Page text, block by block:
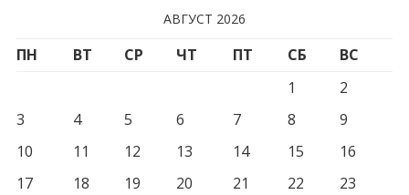
АВГУСТ 2026
ПН ВТ СР ЧТ ПТ СБ
ВС
1
2
3
4 5 6 7 8
9
10
11 12 13 14 15
16
17
18 19 20 21 22
23